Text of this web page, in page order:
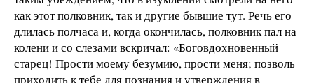
как этот полковник, так и другие бывшие тут. Речь его
длилась полчаса и, когда окончилась, полковник пал на
колени и со слезами вскричал: «Боговдохновенный
старец! Прости моему безумию, прости меня; позволь
приходить к тебе для познания и утверждения в